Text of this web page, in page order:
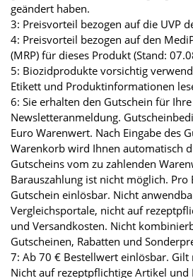
geändert haben.
3: Preisvorteil bezogen auf die UVP
4: Preisvorteil bezogen auf den
(MRP) für dieses Produkt (Stand:
5: Biozidprodukte vorsichtig
Etikett und Produktinformationen
6: Sie erhalten den Gutschein für
Newsletteranmeldung.
Euro Warenwert. Nach Eingabe des
Warenkorb wird Ihnen automatisch
Gutscheins vom zu zahlenden
Barauszahlung ist nicht möglich. Pro
Gutschein einlösbar. Nicht
Vergleichsportale, nicht auf
und Versandkosten. Nicht
Gutscheinen, Rabatten und
7: Ab 70 € Bestellwert einlösbar.
Nicht auf rezeptpflichtige Artikel und